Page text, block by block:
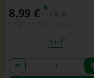
8,99 € * / 5 ml
5 ml
Anzahl